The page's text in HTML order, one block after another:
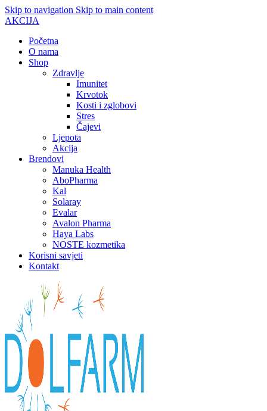
Skip to navigation Skip to main content
AKCIJA
Početna
O nama
Shop
Zdravlje
Imunitet
Krvotok
Kosti i zglobovi
Stres
Čajevi
Ljepota
Akcija
Brendovi
Manuka Health
AboPharma
Kal
Solaray
Evalar
Avalon Pharma
Haya Labs
NOSTE kozmetika
Korisni savjeti
Kontakt